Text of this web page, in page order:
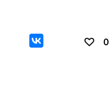
0